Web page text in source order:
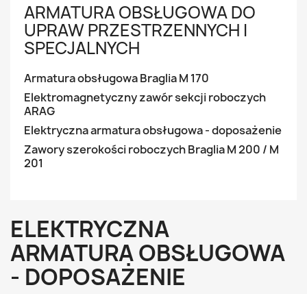
ARMATURA OBSŁUGOWA DO
UPRAW PRZESTRZENNYCH I
SPECJALNYCH
Armatura obsługowa Braglia M 170
Elektromagnetyczny zawór sekcji roboczych
ARAG
Elektryczna armatura obsługowa - doposażenie
Zawory szerokości roboczych Braglia M 200 / M
201
ELEKTRYCZNA
ARMATURA OBSŁUGOWA
- DOPOSAŻENIE